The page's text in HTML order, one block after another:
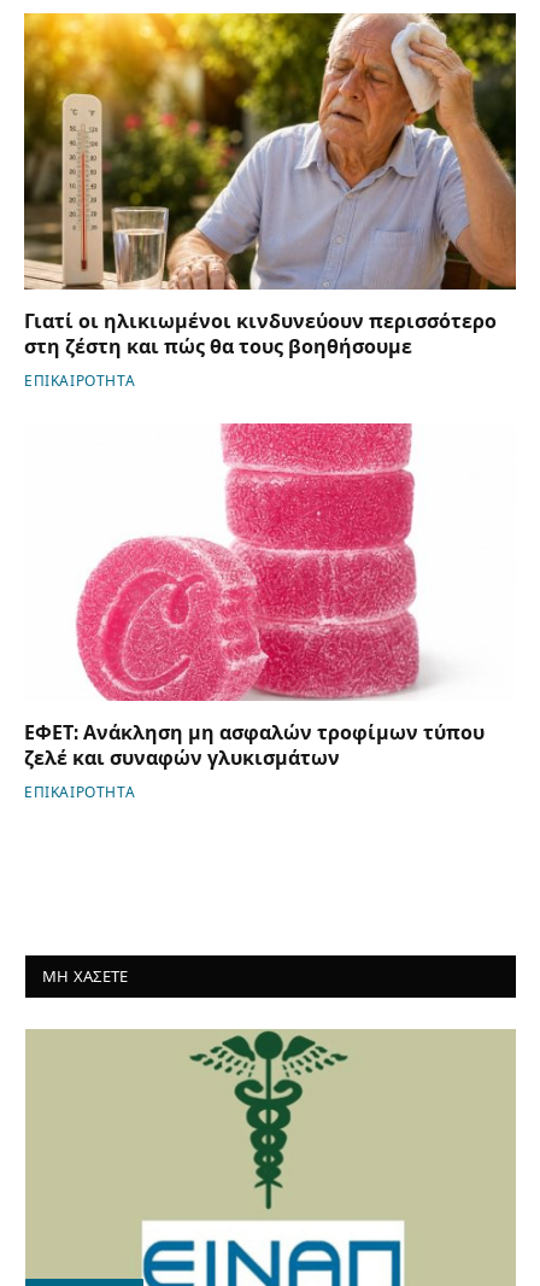
Γιατί οι ηλικιωμένοι κινδυνεύουν περισσότερο
στη ζέστη και πώς θα τους βοηθήσουμε
ΕΠΙΚΑΙΡΟΤΗΤΑ
ΕΦΕΤ: Ανάκληση μη ασφαλών τροφίμων τύπου
ζελέ και συναφών γλυκισμάτων
ΕΠΙΚΑΙΡΟΤΗΤΑ
ΜΗ ΧΑΣΕΤΕ